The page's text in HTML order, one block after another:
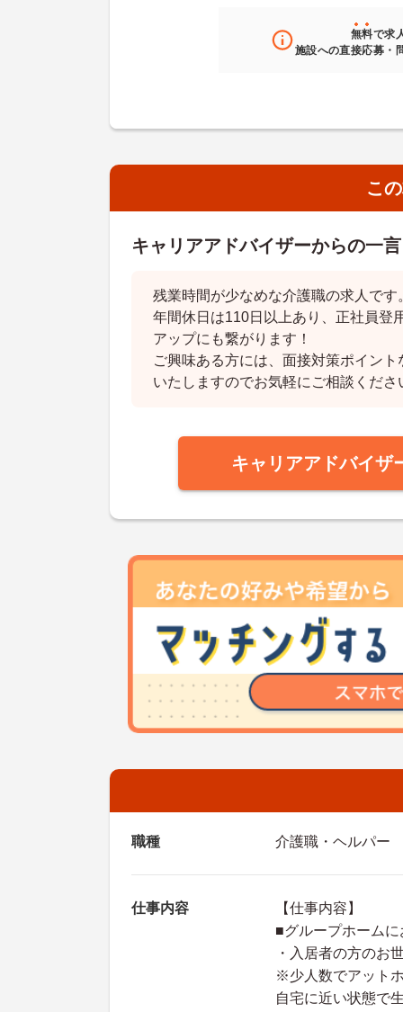
無料で求
施設への直接応募・
こ
キャリアアドバイザーからの一言
残業時間が少なめな介護職の求人です
年間休日は110日以上あり、正社員登
アップにも繋がります！
ご興味ある方には、面接対策ポイン
いたしますのでお気軽にご相談くださ
キャリアアドバイザ
職種 介護職・ヘルパー
仕事内容
【仕事内容】
■グループホーム
・入居者の方のお
※少人数でアット
自宅に近い状態で